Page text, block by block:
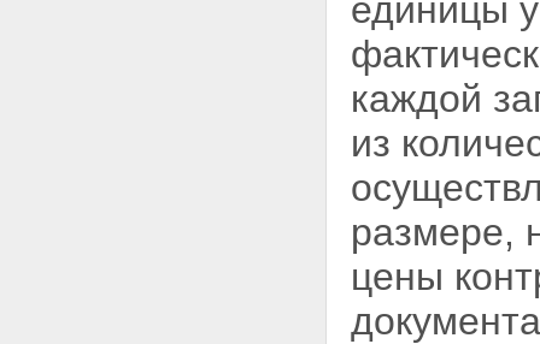
единицы
каждой
из
размере,
цены